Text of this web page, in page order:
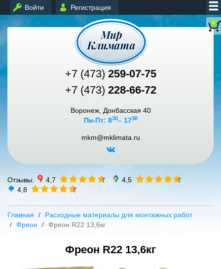
Войти Регистрация
0
+7 (473) 259-07-75
+7 (473) 228-66-72
Воронеж, Донбасская 40
Пн-Пт: 830– 1730
mkm@mklimata.ru
Отзывы: 4,7
4,5
4,8
Главная
Расходные материалы для монтажных работ
Фреон
Фреон R22 13,6кг
Фреон R22 13,6кг